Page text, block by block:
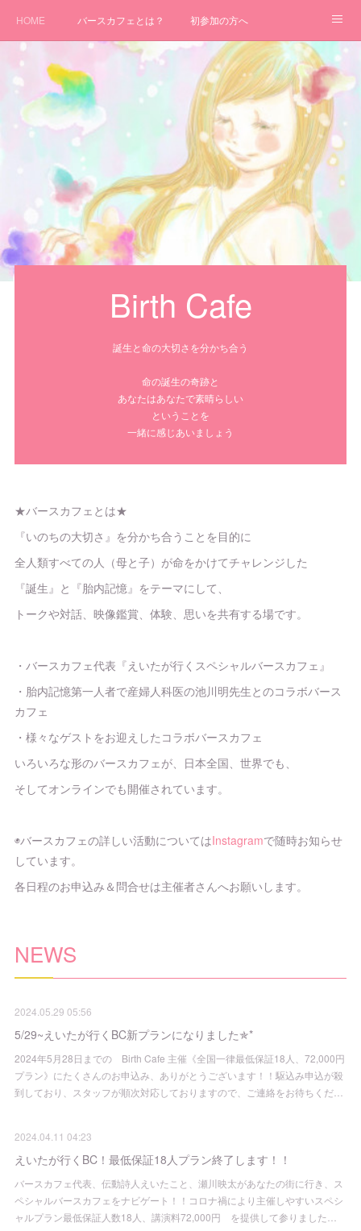
HOME バースカフェとは？ 初参加の方へ
バースカフェ行こう！全国開催日！
アメブロ 主催者募集！！
自主開催について
Birth Cafe
誕生と命の大切さを分かち合う
命の誕生の奇跡と
あなたはあなたで素晴らしい
ということを
一緒に感じあいましょう
★バースカフェとは★
『いのちの大切さ』を分かち合うことを目的に
全人類すべての人（母と子）が命をかけてチャレンジした
『誕生』と『胎内記憶』をテーマにして、
トークや対話、映像鑑賞、体験、思いを共有する場です。
・バースカフェ代表『えいたが行くスペシャルバースカフェ』
・胎内記憶第一人者で産婦人科医の池川明先生とのコラボバース
カフェ
・様々なゲストをお迎えしたコラボバースカフェ
いろいろな形のバースカフェが、日本全国、世界でも、
そしてオンラインでも開催されています。
◉バースカフェの詳しい活動についてはInstagramで随時お知らせ
しています。
各日程のお申込み＆問合せは主催者さんへお願いします。
NEWS
2024.05.29 05:56
5/29~えいたが行くBC新プランになりました✯*
2024年5月28日までの Birth Cafe 主催《全国一律最低保証18人、72,000円
プラン》にたくさんのお申込み、ありがとうございます！！駆込み申込が殺
到しており、スタッフが順次対応しておりますので、ご連絡をお待ちくだ…
2024.04.11 04:23
えいたが行くBC！最低保証18人プラン終了します！！
バースカフェ代表、伝動詩人えいたこと、瀬川映太があなたの街に行き、ス
ペシャルバースカフェをナビゲート！！コロナ禍により主催しやすいスペシ
ャルプラン最低保証人数18人、講演料72,000円 を提供して参りました…